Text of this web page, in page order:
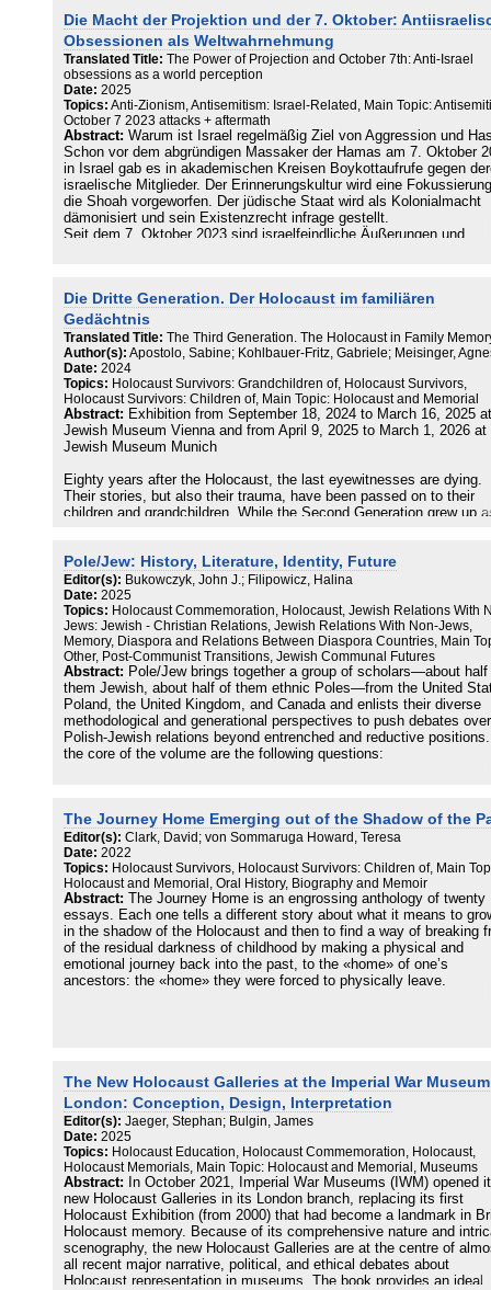
Kursierende Definitionen zur Differenzierung kritisch geprüft
Thomas Haury
Schwierige Gemengelagen
Zur Unterscheidung von israelbezogenem Antisemitismus und
antisemitischen Antizionismen in Geschichte und Gegenwart
Sara Han
Die Verbindung zwischen christlichem Antisemitismus und der
Rechten in Deutschland
Sina Arnold
„Importierter“ Antisemitismus?
Zur Funktionalität eines zweifelhaften Konzepts
Herausforderungen und Perspektiven für den Rechtsstaat
Marcus Scheiber
Antisemitische Deepfakes
Dekonstruktion über Bildwissen
Ursula Hennigfeld
Antisemitismusprävention im Schulunterricht
Kriterien zum Einsatz von Graphic Novels
Antisemitismus in den sozialen Medien junger Menschen
Ein Training zur Stärkung der Medien- und Handlungskompetenz
Herausforderungen bei der Darstellung von Jüdinnen und Juden,
Judentum und von Israel in Schulbüchern
Philipp Graf und Alexander Weidle
Das Objekt zum Subjekt machen
Jüdische Alltagskultur in Deutschland vermitteln
sciences to describe the guides’ point of view. Complementing the
various approaches in tour guide research, a detailed linguistic
sheds light on a survivor’s testimony echoed in the guides’
Die Macht der Projektion und der 7. Oktober:
Obsessionen als Weltwahrnehmung
Translated Title: The Power of Projection and October 7th: Anti-Israel
obsessions as a world perception
Date: 2025
Topics: Anti-Zionism, Antisemitism: Israel-Related, Main Topic:
October 7 2023 attacks + aftermath
Abstract: Warum ist Israel regelmäßig Ziel von Aggression und
Schon vor dem abgründigen Massaker der Hamas am 7. Oktober
in Israel gab es in akademischen Kreisen Boykottaufrufe gegen
israelische Mitglieder. Der Erinnerungskultur wird eine
die Shoah vorgeworfen. Der jüdische Staat wird als Kolonialmacht
dämonisiert und sein Existenzrecht infrage gestellt.
Seit dem 7. Oktober 2023 sind israelfeindliche Äußerungen und
eine Retraumatisierung. Das Gefühl der Ohnmacht, Wut und
Schutzlosigkeit spiegelt sich auch in der jüdischen Gemeinschaft
Deutschland. Die fehlende Anteilnahme von weiten Teilen der
deutschen Öffentlichkeit gegenüber den Verbrechen der Hamas
die Angst vor einer wiederholten Ausgrenzung und Vertreibung.
Diese Entwicklungen unterziehen Expertinnen und Experten aus
Deutschland und Israel einer Ursachenforschung. Zudem werden
vielfältigen Dimensionen, Hintergründe und Konsequenzen des 7.
Oktober 2023 vorgestellt, analysiert und diskutiert.
Die Dritte Generation. Der Holocaust im familiären
Gedächtnis
Translated Title: The Third Generation. The Holocaust in Family
Author(s): Apostolo, Sabine; Kohlbauer-Fritz, Gabriele; Meisinger,
Date: 2024
Topics: Holocaust Survivors: Grandchildren of, Holocaust Survivors,
Holocaust Survivors: Children of, Main Topic: Holocaust and Memorial
Abstract: Exhibition from September 18, 2024 to March 16, 2025
Jewish Museum Vienna and from April 9, 2025 to March 1, 2026 at
Jewish Museum Munich
Eighty years after the Holocaust, the last eyewitnesses are dying.
Their stories, but also their trauma, have been passed on to their
children and grandchildren. While the Second Generation grew up
histories, in which memories and silence, family myths and
and overwhelming or missing family legacies are ever-present.
The catalogue of the exhibition “The Third Generation: The
in Family Memory” investigates various ways of dealing with the
inherited trauma and the difficult confrontation with the burden of
history. The contributions discuss biographical and artistic coping
strategies by the generations after the Shoah and highlight the
common features shared by a heterogeneous group scattered
throughout the world.
Pole/Jew: History, Literature, Identity, Future
Editor(s): Bukowczyk, John J.; Filipowicz, Halina
Date: 2025
Topics: Holocaust Commemoration, Holocaust, Jewish Relations With
Jews: Jewish - Christian Relations, Jewish Relations With Non-Jews,
Memory, Diaspora and Relations Between Diaspora Countries, Main
Other, Post-Communist Transitions, Jewish Communal Futures
Abstract: Pole/Jew brings together a group of scholars—about half
them Jewish, about half of them ethnic Poles—from the United
Poland, the United Kingdom, and Canada and enlists their diverse
methodological and generational perspectives to push debates over
Polish-Jewish relations beyond entrenched and reductive
the core of the volume are the following questions:
–How has the Holocaust affected Polish-Jewish—and
–What future is there for relations between Poland’s small Jewish
minority and the country’s overwhelming ethnic Polish majority?
Between Poland and Israel? Between Jews of the diaspora and
Poles abroad?
–Which research areas have yet to be addressed or revisited and
reexamined?
–Are there ways to move beyond the reductive notion of 1989 (i.e.,
fall of the communist regime in Poland) as wall and fulcrum?
By addressing these compelling questions, this volume offers fresh
M. B. B. Biskupski
Robert Blobaum
John J. Bukowczyk
Patrice M. Dabrowski
Halina Filipowicz
Agnieszka Jeżyk
Bożena Karwowska
Kamil Kijek
Kate Korycki
Elżbieta Kossewska
Grażyna J. Kozaczka
Stanisław Krajewski
Adam Lipszyc
The Journey Home Emerging out of the Shadow of the
Editor(s): Clark, David; von Sommaruga Howard, Teresa
Date: 2022
Topics: Holocaust Survivors, Holocaust Survivors: Children of, Main
Holocaust and Memorial, Oral History, Biography and Memoir
Abstract:
The Journey Home is an engrossing anthology of twenty
essays. Each one tells a different story about what it means to
in the shadow of the Holocaust and then to find a way of breaking
of the residual darkness of childhood by making a physical and
emotional journey back into the past, to the «home» of one’s
ancestors: the «home» they were forced to physically leave.
Together with an introduction and epilogue, the book provides not
examples of the lived experience of being «second generation» but
also offers some theoretical background to the stories and relates
to current and important themes, such as the role of
memorialization and commemoration. With eighty million people
the world currently displaced by disaster, war and famine, many of
these stories speak for descendants of refugees and survivors of
such catastrophes.
The New Holocaust Galleries at the Imperial War Museum
London: Conception, Design, Interpretation
Editor(s): Jaeger, Stephan; Bulgin, James
Date: 2025
Topics: Holocaust Education, Holocaust Commemoration, Holocaust,
Holocaust Memorials, Main Topic: Holocaust and Memorial, Museums
Abstract:
In October 2021, Imperial War Museums (IWM) opened
new Holocaust Galleries in its London branch, replacing its first
Holocaust Exhibition (from 2000) that had become a landmark in
Holocaust memory. Because of its comprehensive nature and
scenography, the new Holocaust Galleries are at the centre of
all recent major narrative, political, and ethical debates about
Holocaust representation in museums. The book provides an ideal